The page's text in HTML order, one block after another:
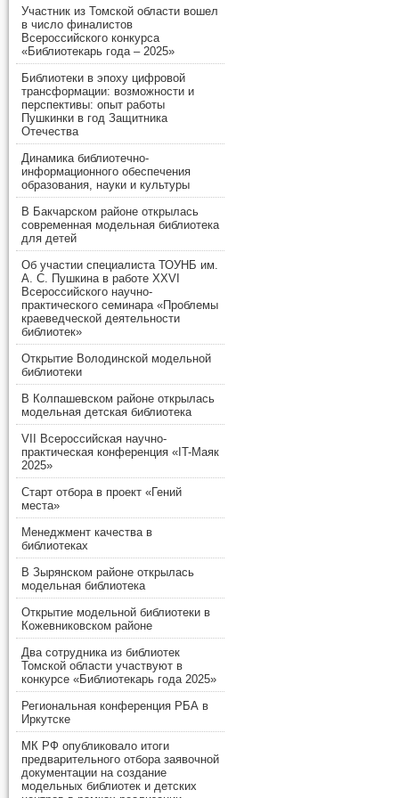
Участник из Томской области вошел
в число финалистов
Всероссийского конкурса
«Библиотекарь года – 2025»
Библиотеки в эпоху цифровой
трансформации: возможности и
перспективы: опыт работы
Пушкинки в год Защитника
Отечества
Динамика библиотечно-
информационного обеспечения
образования, науки и культуры
В Бакчарском районе открылась
современная модельная библиотека
для детей
Об участии специалиста ТОУНБ им.
А. С. Пушкина в работе XXVI
Всероссийского научно-
практического семинара «Проблемы
краеведческой деятельности
библиотек»
Открытие Володинской модельной
библиотеки
В Колпашевском районе открылась
модельная детская библиотека
VII Всероссийская научно-
практическая конференция «IT-Маяк
2025»
Старт отбора в проект «Гений
места»
Менеджмент качества в
библиотеках
В Зырянском районе открылась
модельная библиотека
Открытие модельной библиотеки в
Кожевниковском районе
Два сотрудника из библиотек
Томской области участвуют в
конкурсе «Библиотекарь года 2025»
Региональная конференция РБА в
Иркутске
МК РФ опубликовало итоги
предварительного отбора заявочной
документации на создание
модельных библиотек и детских